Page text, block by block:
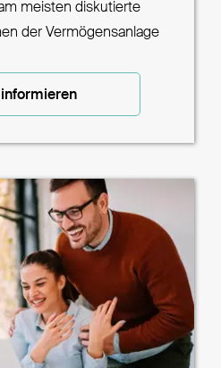
meisten diskutierte
der Vermögensanlage